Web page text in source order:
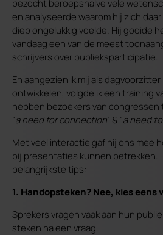
bezocht beroepshalve vele
en analyseerde waarom hij zich
diep ongelukkig voelde. Hij gooide
vandaag een van de meest
schrijvers over publieksparticipatie.
En aangezien ik mij als
ontwikkelen, volgde ik een training
hebben bezoekers van
“a need for connection” & “a need
Met veel interactie gaf hij ons mee
bij presentaties kunnen betrekken.
belangrijkste tips:
1. Handopsteken? Nee, kies eens
Sprekers vragen vaak aan hun
steken na een vraag.